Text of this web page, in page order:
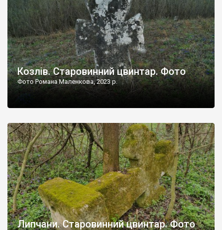
Козлів. Старовинний цвинтар. Фото
Фото Романа Маленкова, 2023 р.
Липчани. Старовинний цвинтар. Фото